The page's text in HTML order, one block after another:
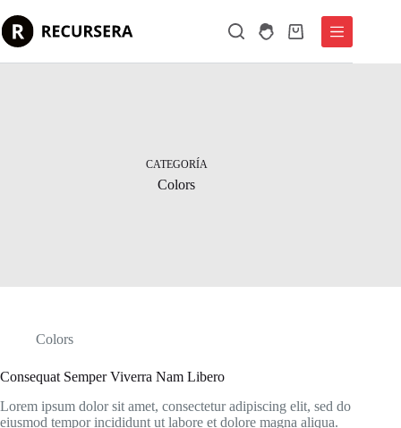
al
contenido
Carro
CATEGORÍA
Colors
Colors
Consequat Semper Viverra Nam Libero
Lorem ipsum dolor sit amet, consectetur adipiscing elit, sed do
eiusmod tempor incididunt ut labore et dolore magna aliqua.